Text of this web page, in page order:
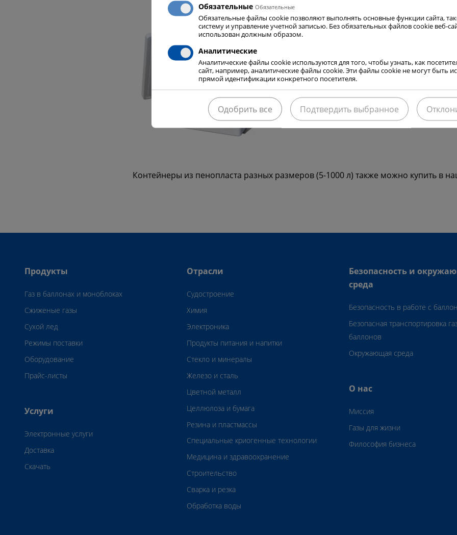
Контейнеры из пенопласта разных размеров (5-1000 л) также можно купить в
Продукты
Газ в баллонах и моноблоках
Сжиженые газы
Сухой лед
Режимы поставки
Оборудование
Прайс-листы
Услуги
Электронные услуги
Доставка
Скачать
Отрасли
Судостроение
Химия
Электроника
Продукты питания и напитки
Стекло и минералы
Железо и сталь
Цветной металл
Целлюлоза и бумага
Резина и пластмассы
Специальные криогенные технологии
Медицина и здравоохранение
Строительство
Сварка и резка
Обработка воды
Безопасность и
среда
Безопасность в работе с
Безопасная транспортировка
баллонов
Окружающая среда
О нас
Миссия
Газы для жизни
Философия бизнеса
Обязательные Обязательные
Обязательные файлы cookie позволяют выполнять основные функции сайта,
систему и управление учетной записью. Без обязательных файлов cookie веб-
использован должным образом.
Аналитические
Аналитические файлы cookie используются для того, чтобы узнать, как
сайт, например, аналитические файлы cookie. Эти файлы cookie не могут быть
прямой идентификации конкретного посетителя.
Подтвердить выбранное
Одобрить все